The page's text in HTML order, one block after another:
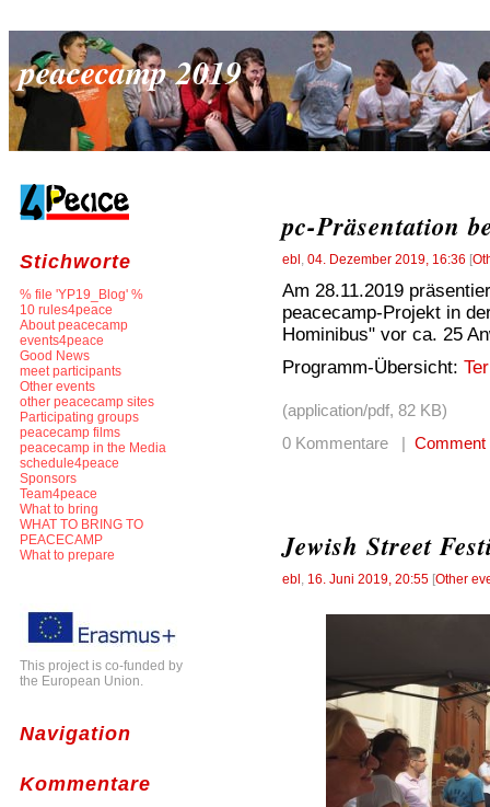
peacecamp 2019
Stichworte
% file 'YP19_Blog' %
10 rules4peace
About peacecamp
events4peace
Good News
meet participants
Other events
other peacecamp sites
Participating groups
peacecamp films
peacecamp in the Media
schedule4peace
Sponsors
Team4peace
What to bring
WHAT TO BRING TO
PEACECAMP
What to prepare
This project is co-funded by
the European Union.
Navigation
Kommentare
pc-Präsentation
ebl , 04. Dezember 2019, 16:36 [
Am 28.11.2019
peacecamp-Projekt in
Hominibus" vor ca. 25
Programm-Übersicht:
(application/pdf, 82 KB)
0 Kommentare | Comment
Jewish Street
ebl , 16. Juni 2019, 20:55 [Other